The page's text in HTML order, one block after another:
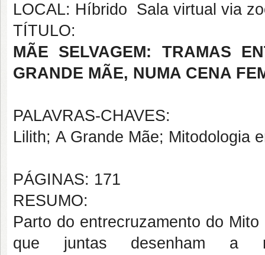
LOCAL: Híbrido  Sala virtual via
TÍTULO:
MÃE SELVAGEM: TRAMAS
GRANDE MÃE, NUMA CENA
PALAVRAS-CHAVES:
Lilith; A Grande Mãe; Mitodologia
PÁGINAS: 171
RESUMO:
Parto do entrecruzamento do
que juntas desenham a